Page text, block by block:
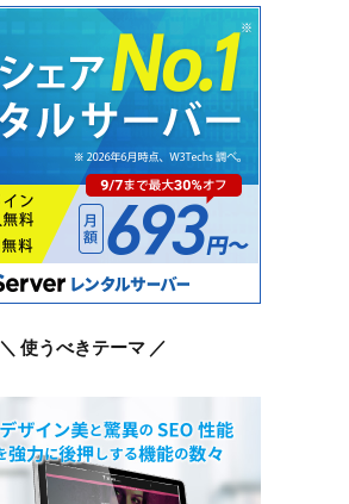
＼ 使うべきテーマ ／